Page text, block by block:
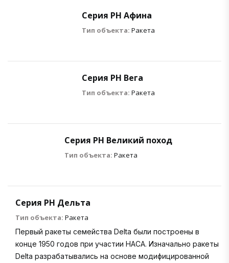
Серия РН Афина
Тип объекта: Ракета
Серия РН Вега
Тип объекта: Ракета
Серия РН Великий поход
Тип объекта: Ракета
Серия РН Дельта
Тип объекта: Ракета
Первый ракеты семейства Delta были построены в
конце 1950 годов при участии НАСА. Изначально ракеты
Delta разрабатывались на основе модифицированной